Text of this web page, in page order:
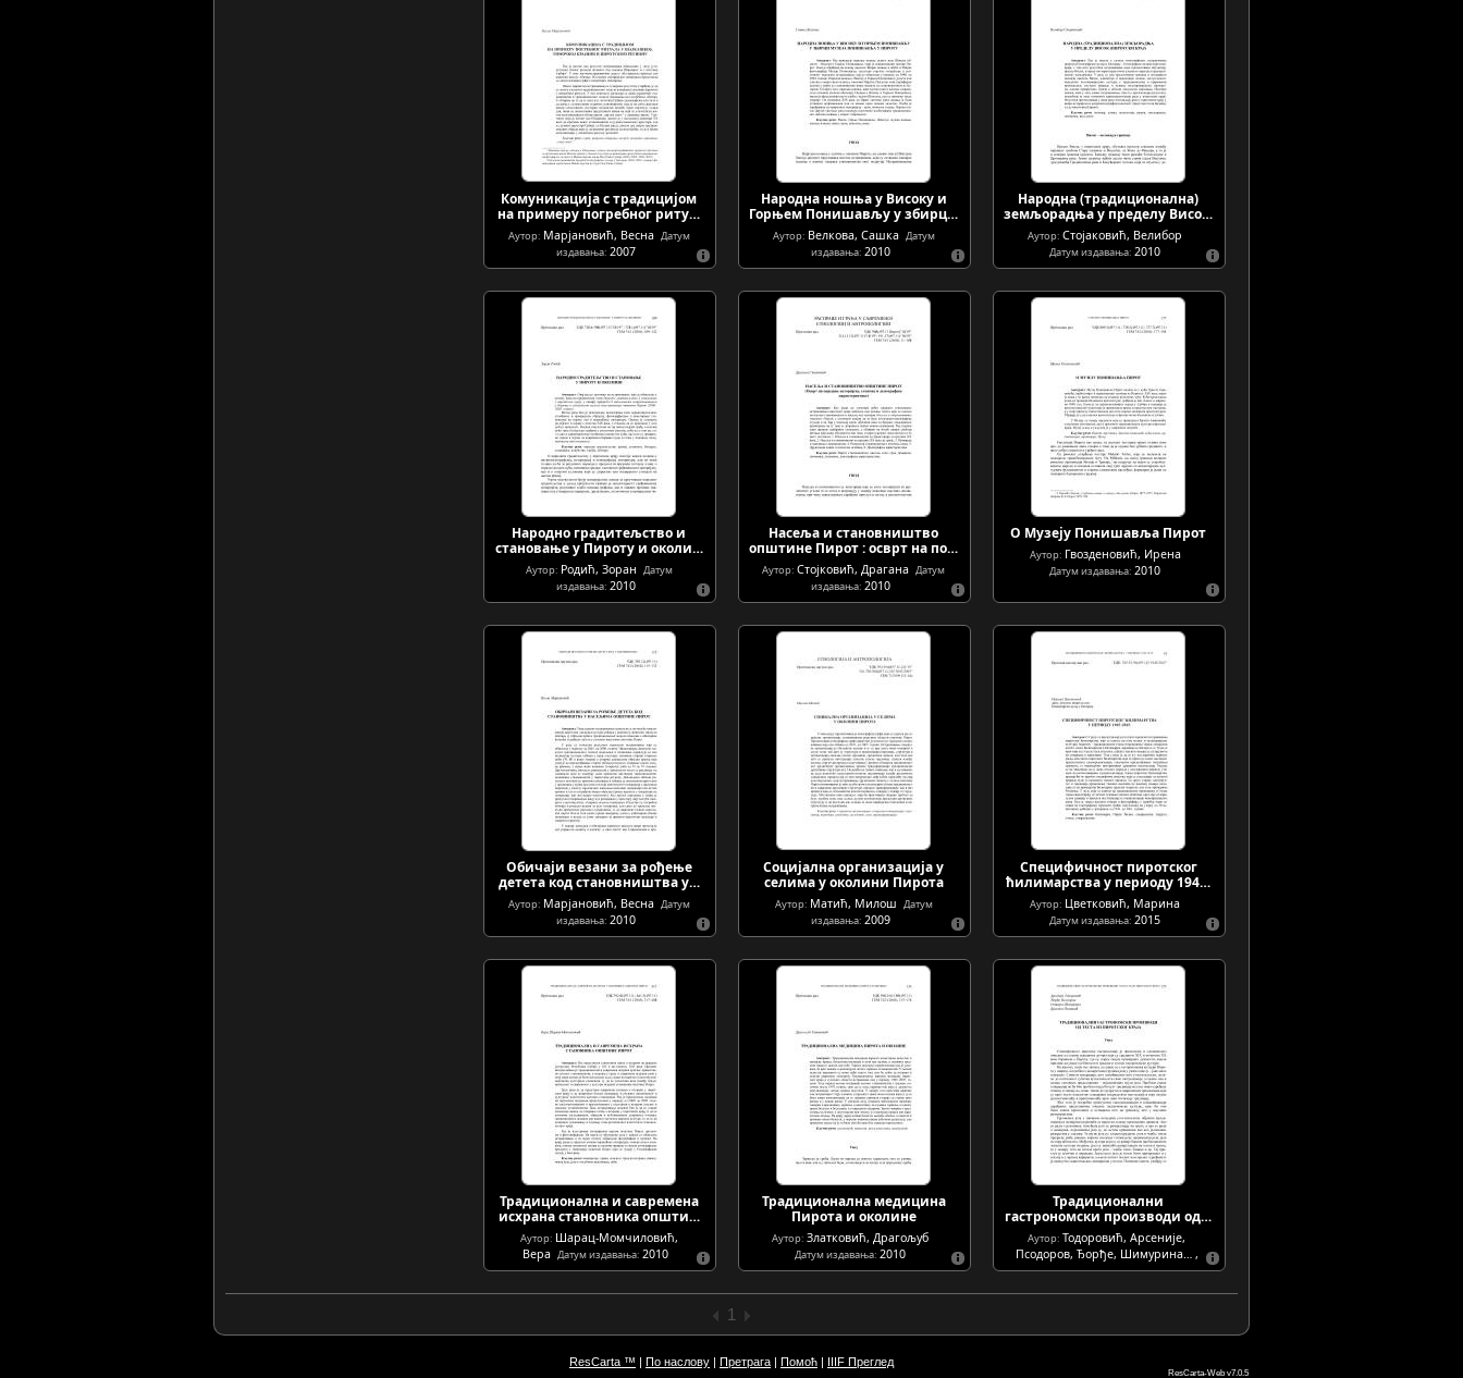
Комуникација с традицијом
на примеру погребног риту…
Аутор: Марјановић, Весна Датум
издавања: 2007
Народна ношња у Високу и
Горњем Понишављу у збирц…
Аутор: Велкова, Сашка Датум
издавања: 2010
Народна (традиционална)
земљорадња у пределу Висо…
Аутор: Стојаковић, Велибор
Датум издавања: 2010
Народно градитељство и
становање у Пироту и околи…
Аутор: Родић, Зоран Датум
издавања: 2010
Насеља и становништво
општине Пирот : осврт на по…
Аутор: Стојковић, Драгана Датум
издавања: 2010
О Музеју Понишавља Пирот
Аутор: Гвозденовић, Ирена
Датум издавања: 2010
Обичаји везани за рођење
детета код становништва у…
Аутор: Марјановић, Весна Датум
издавања: 2010
Социјална организација у
селима у околини Пирота
Аутор: Матић, Милош Датум
издавања: 2009
Специфичност пиротског
ћилимарства у периоду 194…
Аутор: Цветковић, Марина
Датум издавања: 2015
Традиционална и савремена
исхрана становника општи…
Аутор: Шарац-Момчиловић,
Вера Датум издавања: 2010
Традиционална медицина
Пирота и околине
Аутор: Златковић, Драгољуб
Датум издавања: 2010
Традиционални
гастрономски производи од…
Аутор: Тодоровић, Арсеније
Псодоров, Ђорђе, Шимурина…
1
ResCarta ™ | По наслову | Претрага | Помоћ | IIIF Преглед
ResCarta-Web v7.0.5